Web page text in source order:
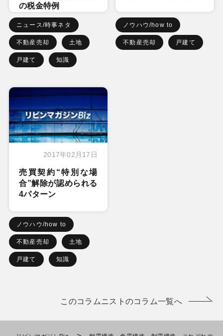
の税金特例
ニュース/時事ネタ
不動産売却 土地
戸建て 知識
ノウハウ/how to
不動産売却 戸建て
2017年02月17日
売買契約“特別な場
合”解除が認められる
4パターン
ノウハウ/how to
不動産売却 土地
戸建て 知識
このコラムニストのコラム一覧へ